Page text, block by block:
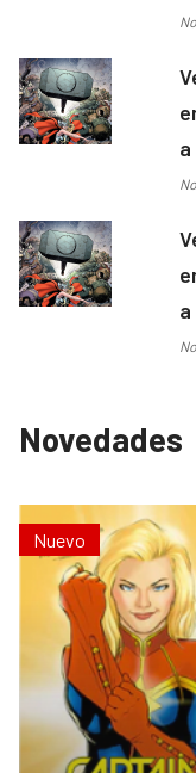
Novedades
Nuevo